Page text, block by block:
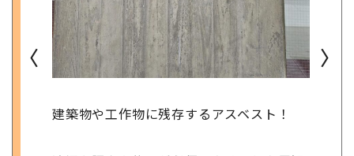
建築物や工作物に残存するアスベスト！
〈 〉